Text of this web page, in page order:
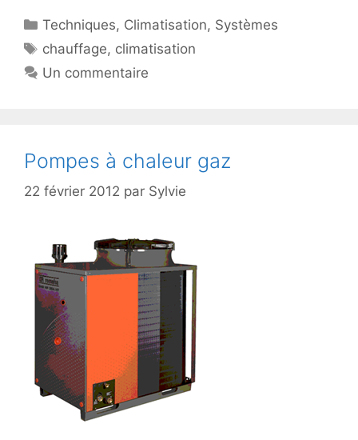
Catégories
Techniques, Climatisation, Systèmes
Étiquettes
chauffage, climatisation
Un commentaire
Pompes à chaleur gaz
22 février 2012 par Sylvie